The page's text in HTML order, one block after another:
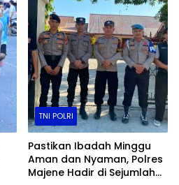
TNI POLRI
Pastikan Ibadah Minggu
Aman dan Nyaman, Polres
Majene Hadir di Sejumlah